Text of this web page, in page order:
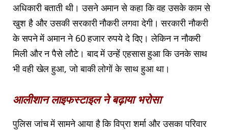
अधिकारी बताती थी। उसने अमान से कहा कि वह उसके काम से
खुश है और उसकी सरकारी नौकरी लगवा देगी। सरकारी नौकरी
के सपने में अमान ने 60 हजार रुपये दे दिए। लेकिन न नौकरी
मिली और न पैसे लौटे। बाद में उन्हें एहसास हुआ कि उनके साथ
भी वही खेल हुआ, जो बाकी लोगों के साथ हुआ था।
आलीशान लाइफस्टाइल ने बढ़ाया भरोसा
पुलिस जांच में सामने आया है कि विप्रा शर्मा और उसका परिवार